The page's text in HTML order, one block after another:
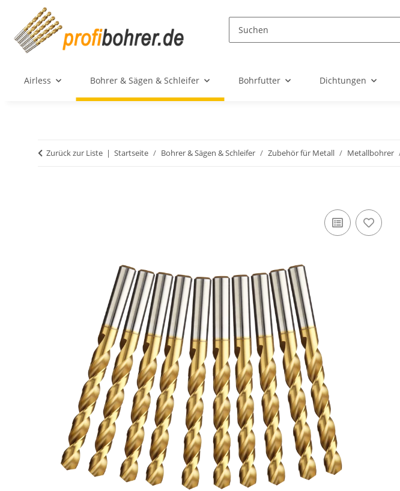
Airless Bohrer & Sägen & Schleifer Bohrfutter Dichtungen
Zurück zur Liste Startseite Bohrer & Sägen & Schleifer Zubehör für Metall Metallbohrer